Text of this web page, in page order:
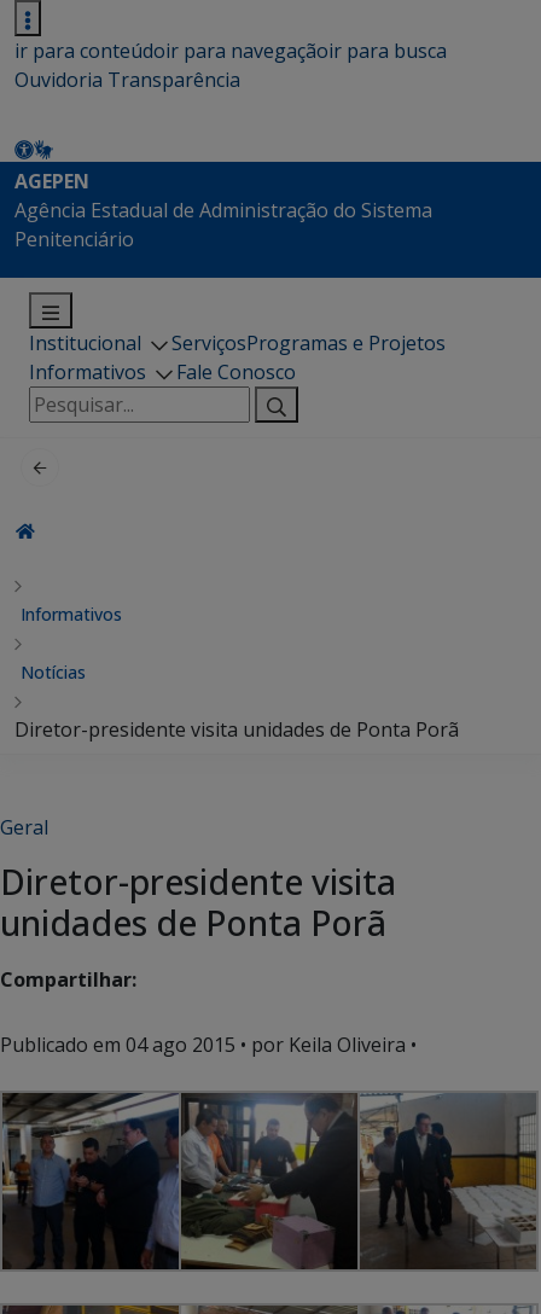
ir para conteúdoir para navegaçãoir para busca
Ouvidoria Transparência
AGEPEN
Agência Estadual de Administração do Sistema
Penitenciário
Institucional ServiçosProgramas e Projetos
Informativos
Fale Conosco
Pesquisar
por:
Informativos
Notícias
Diretor-presidente visita unidades de Ponta Porã
Geral
Diretor-presidente visita
unidades de Ponta Porã
Compartilhar:
Publicado em 04 ago 2015 • por Keila Oliveira •